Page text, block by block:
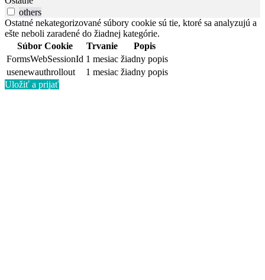
others
Ostatné nekategorizované súbory cookie sú tie, ktoré sa analyzujú a
ešte neboli zaradené do žiadnej kategórie.
Súbor Cookie
Trvanie
Popis
FormsWebSessionId 1 mesiac žiadny popis
usenewauthrollout
1 mesiac žiadny popis
Uložiť a prijať